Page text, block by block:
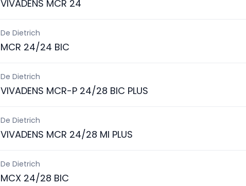
VIVADENS MCR 24
De Dietrich
MCR 24/24 BIC
De Dietrich
VIVADENS MCR-P 24/28 BIC PLUS
De Dietrich
VIVADENS MCR 24/28 MI PLUS
De Dietrich
MCX 24/28 BIC